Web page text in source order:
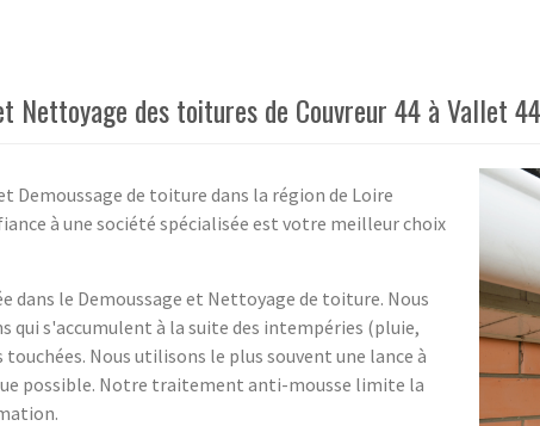
Nettoyage des toitures de Couvreur 44 à Vallet 44
Demoussage de toiture dans la région de Loire
à une société spécialisée est votre meilleur choix
dans le Demoussage et Nettoyage de toiture. Nous
qui s'accumulent à la suite des intempéries (pluie,
Nous utilisons le plus souvent une lance à
possible. Notre traitement anti-mousse limite la